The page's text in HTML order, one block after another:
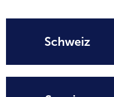
Schweiz